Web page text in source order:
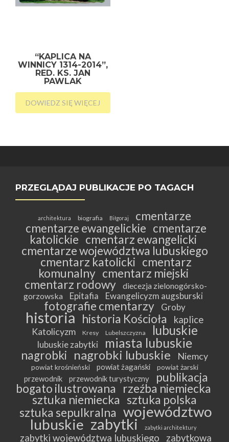
“KAPLICA NA
WINNICY 1314-2014”,
RED. KS. JAN
PAWLAK
DOWIEDZ SIĘ WIĘCEJ
PRZEGLĄDAJ PUBLIKACJE PO TAGACH
architektura biografia Biłgoraj
cmentarze
cmentarze ewangelickie cmentarze
katolickie cmentarz ewangelicki
cmentarze województwa lubuskiego
cmentarz katolicki cmentarz
komunalny cmentarz miejski
cmentarz rodowy
diecezja zielonogórsko-
gorzowska
Epitafia Ewangelicyzm augsburski
fotografie cmentarzy Groby
historia historia Kościoła kaplice
Katolicyzm Kresy Lubelszczyzna lubuskie
lubuskie zabytki miasta lubuskie
nagrobki nagrobki lubuskie Niemcy
powiat krośnieński powiat żagański powiat żarski
przewodnik przewodnik turystyczny
publikacja
bogato ilustrowana
rzeźba niemiecka
sztuka niemiecka sztuka polska
sztuka sepulkralna województwo
lubuskie zabytki zabytki architektury
zabytki województwa lubuskiego zabytkowa